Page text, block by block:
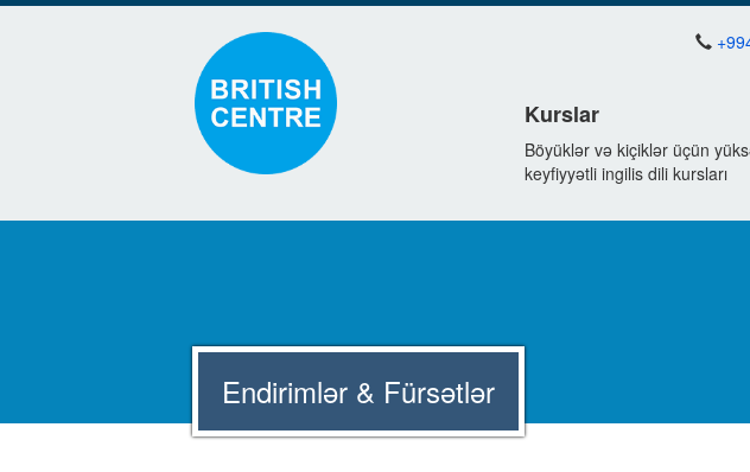
Kurslar
Böyüklər və kiçiklər üçün
keyfiyyətli ingilis dili kursları
Endirimlər & Fürsətlər